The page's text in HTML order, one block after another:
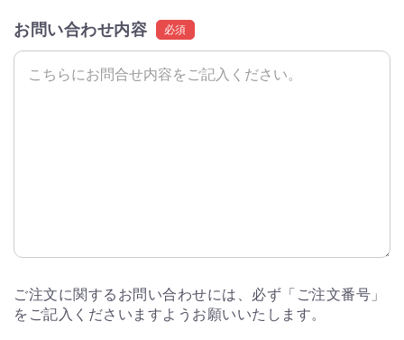
お問い合わせ内容 必須
ご注文に関するお問い合わせには、必ず「ご注文番号」
をご記入くださいますようお願いいたします。